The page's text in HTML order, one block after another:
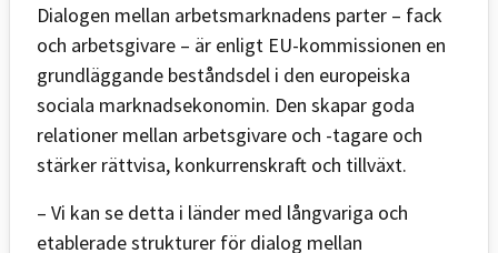
Dialogen mellan arbetsmarknadens parter – fack
och arbetsgivare – är enligt EU-kommissionen en
grundläggande beståndsdel i den europeiska
sociala marknadsekonomin. Den skapar goda
relationer mellan arbetsgivare och -tagare och
stärker rättvisa, konkurrenskraft och tillväxt.
– Vi kan se detta i länder med långvariga och
etablerade strukturer för dialog mellan